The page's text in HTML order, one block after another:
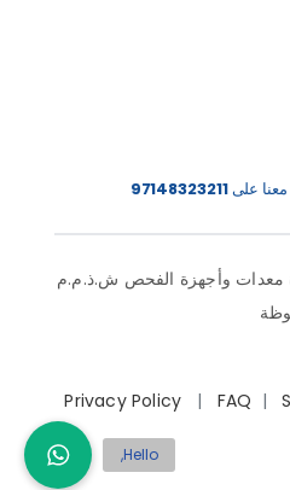
على97148323211
معدات وأجهزة الفحص ش.ذ.م.م
Privacy Policy | FAQ |